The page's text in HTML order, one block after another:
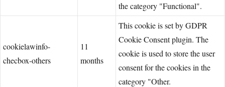
the category "Functional".
cookielawinfo-
checbox-others
11
months
This cookie is set by GDPR
Cookie Consent plugin. The
cookie is used to store the user
consent for the cookies in the
category "Other.